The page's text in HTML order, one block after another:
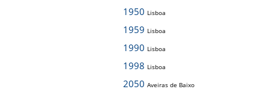
1950 Lisboa
1959 Lisboa
1990 Lisboa
1998 Lisboa
2050 Aveiras de Baixo